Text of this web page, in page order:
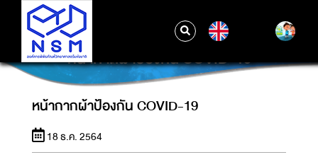
หน้ากากผ้าป้องกัน COVID-19
หน้ากากผ้าป้องกัน COVID-19
18 ธ.ค. 2564